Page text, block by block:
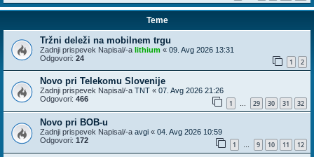
Teme
Tržni deleži na mobilnem trgu
Zadnji prispevek Napisal/-a lithium « 09. Avg 2026 13:31
Odgovori: 24 1 2
Novo pri Telekomu Slovenije
Zadnji prispevek Napisal/-a TNT « 07. Avg 2026 21:26
Odgovori: 466 1 … 29 30 31 32
Novo pri BOB-u
Zadnji prispevek Napisal/-a avgi « 04. Avg 2026 10:59
Odgovori: 172 1 … 9 10 11 12